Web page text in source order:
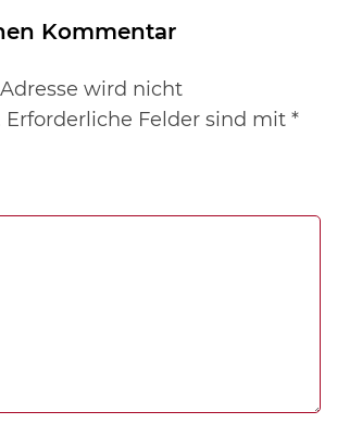
Kommentar
wird nicht
Erforderliche Felder sind mit *